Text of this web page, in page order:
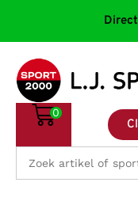
0